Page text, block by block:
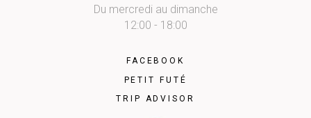
Du mercredi au dimanche
12:00 - 18:00
FACEBOOK
PETIT FUTÉ
TRIP ADVISOR